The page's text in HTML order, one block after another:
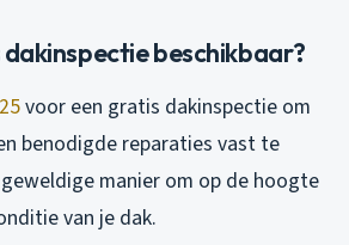
dakinspectie beschikbaar?
voor een gratis dakinspectie om
benodigde reparaties vast te
manier om op de hoogte
van je dak.